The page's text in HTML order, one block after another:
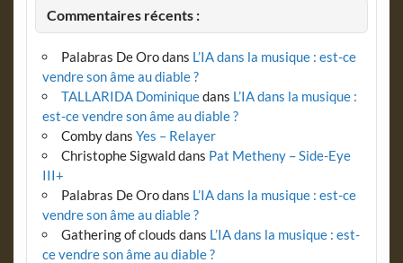
Commentaires récents :
Palabras De Orodans L’IA dans la musique : est-ce
vendre son âme au diable ?
TALLARIDA Dominiquedans L’IA dans la musique :
est-ce vendre son âme au diable ?
Combydans Yes – Relayer
Christophe Sigwalddans Pat Metheny – Side-Eye
III+
Palabras De Orodans L’IA dans la musique : est-ce
vendre son âme au diable ?
Gathering of clouds dans L’IA dans la musique : est-
ce vendre son âme au diable ?